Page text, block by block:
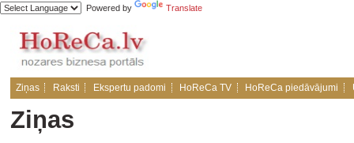
Powered by Translate
Ziņas Raksti Ekspertu padomi HoReCa TV HoReCa piedāvājumi
Ziņas